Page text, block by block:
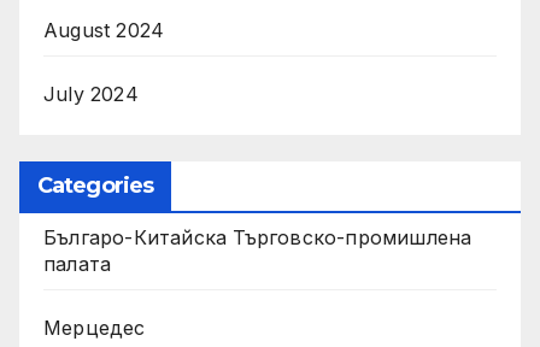
August 2024
July 2024
Categories
Българо-Китайска Търговско-промишлена
палaта
Мерцедес